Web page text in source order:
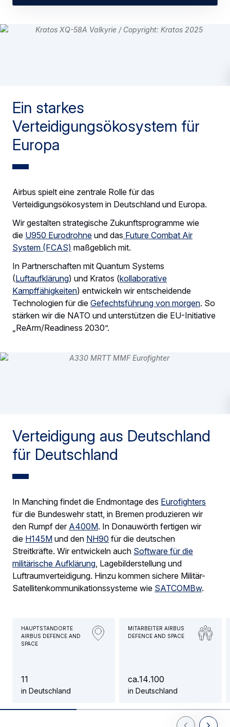
Ein starkes
Verteidigungsökosystem für
Europa
Airbus spielt eine zentrale Rolle für das
Verteidigungsökosystem in Deutschland und Europa.
Wir gestalten strategische Zukunftsprogramme wie
die U950 Eurodrohne und das Future Combat Air
System (FCAS) maßgeblich mit.
In Partnerschaften mit Quantum Systems
(Luftaufklärung) und Kratos (kollaborative
Kampffähigkeiten) entwickeln wir entscheidende
Technologien für die Gefechtsführung von morgen. So
stärken wir die NATO und unterstützen die EU-Initiative
„ReArm/Readiness 2030”.
Verteidigung aus Deutschland
für Deutschland
In Manching findet die Endmontage des Eurofighters
für die Bundeswehr statt, in Bremen produzieren wir
den Rumpf der A400M. In Donauwörth fertigen wir
die H145M und den NH90 für die deutschen
Streitkräfte. Wir entwickeln auch Software für die
militärische Aufklärung, Lagebilderstellung und
Luftraumverteidigung. Hinzu kommen sichere Militär-
Satellitenkommunikationssysteme wie SATCOMBw.
HAUPTSTANDORTE
AIRBUS DEFENCE AND
SPACE
11
in Deutschland
MITARBEITER AIRBUS
DEFENCE AND SPACE
ca.14.100
in Deutschland
PreviousNext